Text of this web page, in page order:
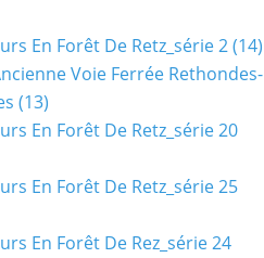
En Forêt De Retz_série 2(14)
Voie Ferrée Rethondes-
(13)
En Forêt De Retz_série 20
En Forêt De Retz_série 25
En Forêt De Rez_série 24